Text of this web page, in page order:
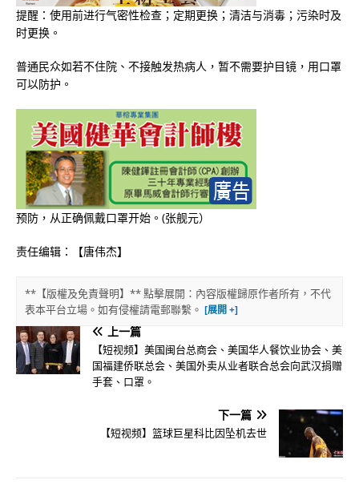
提醒：使用前进行气密性检查；定期更换；清洁与消毒；污染时及
时更换。
普通民众如若不住院、不接触发热病人，暂不需要护目镜，用口罩
可以防护。
预防，从正确佩戴口罩开始。(张舰元）
责任编辑：【唐伟杰】
**【版權及免責聲明】** 點擊展開：內容版權歸原作者所有，不代
表本平台立場。如有侵權請電郵聯繫。
上一篇
【短视频】美国闽台总商会、美国华人餐饮业协会、美
国福建侨联总会、美国外卖从业者联合总会向武汉捐赠
手套、口罩。
下一篇
【短视频】篮球巨星科比因坠机去世